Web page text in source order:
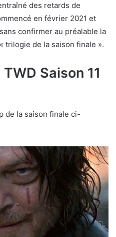
des retards de
en février 2021 et
confirmer au préalable la
trilogie de la saison finale ».
Saison 11
de la saison finale ci-